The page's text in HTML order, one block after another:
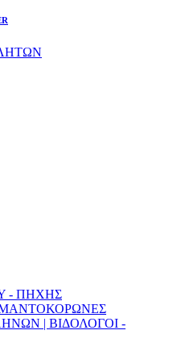
- ΠΗΧΗΣ
| ΒΙΔΟΛΟΓΟΙ -